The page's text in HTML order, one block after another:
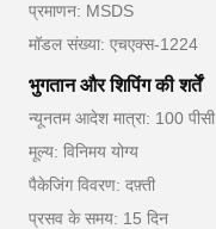
प्रमाणन: MSDS
मॉडल संख्या: एचएक्स-1224
भुगतान और शिपिंग की शर्तें
न्यूनतम आदेश मात्रा: 100 पीसी
मूल्य: विनिमय योग्य
पैकेजिंग विवरण: दफ़्ती
प्रसव के समय: 15 दिन